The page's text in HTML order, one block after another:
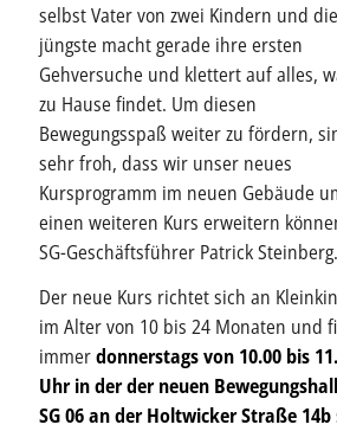
selbst Vater von zwei Kindern und die
jüngste macht gerade ihre ersten
Gehversuche und klettert auf alles,
zu Hause findet. Um diesen
Bewegungsspaß weiter zu fördern,
sehr froh, dass wir unser neues
Kursprogramm im neuen Gebäude
einen weiteren Kurs erweitern
SG-Geschäftsführer Patrick Steinberg.
Der neue Kurs richtet sich an
im Alter von 10 bis 24 Monaten und
immerdonnerstags von 10.00 bis
Uhr in der der neuen
SG 06 an der Holtwicker Straße 14b